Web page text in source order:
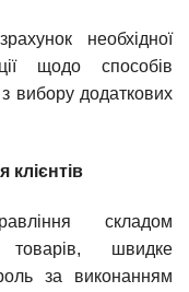
необхідної
щодо способів
вибору додаткових
клієнтів
складом
швидке
за виконанням